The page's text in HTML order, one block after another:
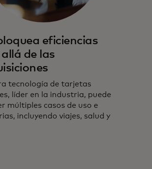
eficiencias
de las
tecnología de tarjetas
líder en la industria, puede
múltiples casos de uso e
incluyendo viajes, salud y